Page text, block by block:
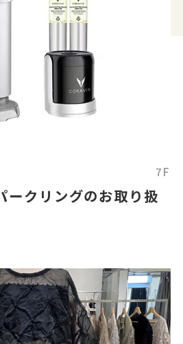
7F
クリングのお取り扱